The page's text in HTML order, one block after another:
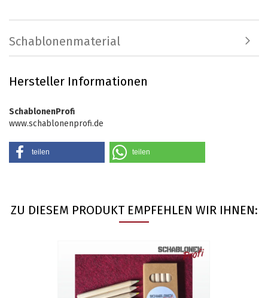
Schablonenmaterial
Hersteller Informationen
SchablonenProfi
www.schablonenprofi.de
teilen teilen
ZU DIESEM PRODUKT EMPFEHLEN WIR IHNEN: